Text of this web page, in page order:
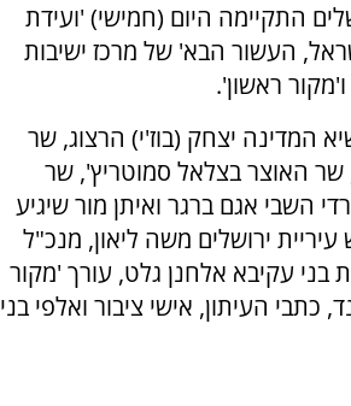
התקיימה היום (חמישי) 'ועידת
העשור הבא' של מרכז ישיבות
ראשון'.
המדינה יצחק (בוז'י) הרצוג, שר
שר האוצר בצלאל סמוטריץ', שר
השבי אגם ברגר ואיתן מור שיגיע
ירושלים משה ליאון, מנכ"ל
בני עקיבא אלחנן גלט, עורך 'מקור
כתבי העיתון, אישי ציבור ואלפי בני